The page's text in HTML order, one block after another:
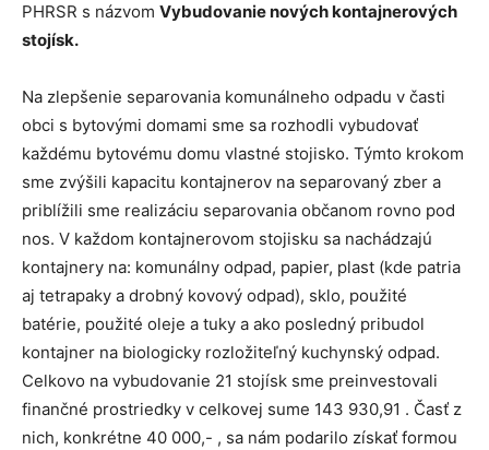
PHRSR s názvom Vybudovanie nových kontajnerových
stojísk.
Na zlepšenie separovania komunálneho odpadu v časti
obci s bytovými domami sme sa rozhodli vybudovať
každému bytovému domu vlastné stojisko. Týmto krokom
sme zvýšili kapacitu kontajnerov na separovaný zber a
priblížili sme realizáciu separovania občanom rovno pod
nos. V každom kontajnerovom stojisku sa nachádzajú
kontajnery na: komunálny odpad, papier, plast (kde patria
aj tetrapaky a drobný kovový odpad), sklo, použité
batérie, použité oleje a tuky a ako posledný pribudol
kontajner na biologicky rozložiteľný kuchynský odpad.
Celkovo na vybudovanie 21 stojísk sme preinvestovali
finančné prostriedky v celkovej sume 143 930,91 . Časť z
nich, konkrétne 40 000,- , sa nám podarilo získať formou